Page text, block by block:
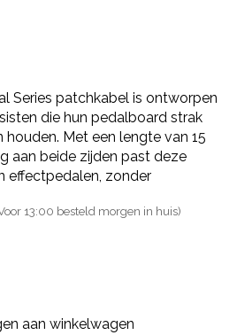
Series patchkabel is ontworpen
die hun pedalboard strak
Met een lengte van 15
aan beide zijden past deze
effectpedalen, zonder
13:00 besteld morgen in huis)
aan winkelwagen